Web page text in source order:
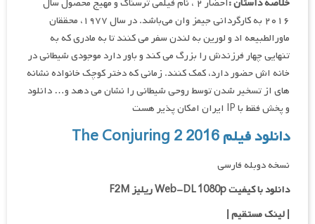
خلاصه داستان :
احضار ۲ ، نام فیلمی ترسناک و مهیج محصول سال
۲۰۱۶ به کارگردانی جیمز وان می‌باشد. در سال ۱۹۷۷، محققان
ماورالطبیعه اد و لورین به لندن سفر می کنند تا به مادری که به
تنهایی چهار فرزندش را بزرگ می کند و باور دارد موجودی شیطانی در
خانه اش حضور دارد، کمک کنند. زمانی که دختر کوچک خانواده نشانه
های از تسخیر شدن توسط روحی شیطانی را نشان می دهد و… دانلود
و پخش فقط با IP ایران امکان پذیر هست
دانلود فیلم The Conjuring 2 2016
نسخه دوبله فارسی
دانلود با کیفیت Web-DL 1080p ریلیز F2M
|لینک مستقیم|